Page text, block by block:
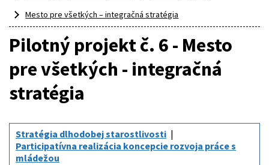
Mesto pre všetkých – integračná stratégia
Pilotný projekt č. 6 - Mesto
pre všetkých - integračná
stratégia
Stratégia dlhodobej starostlivosti
Participatívna realizácia koncepcie rozvoja práce s
mládežou